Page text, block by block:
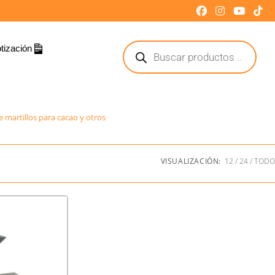
martillos para cacao y otros
VISUALIZACIÓN: 12 24 TODO